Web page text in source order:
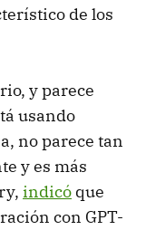
de los
y parece
usando
no parece tan
y es más
indicó que
con GPT-